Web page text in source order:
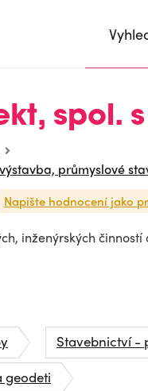
spol.
průmyslové
Napište hodnocení jako
inženýrských činností
Stavebnictví -
geodeti